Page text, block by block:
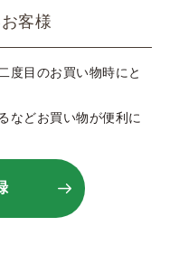
客様
度目のお買い物時にと
などお買い物が便利に